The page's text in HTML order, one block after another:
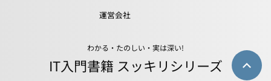
運営会社
わかる・たのしい・実は深い!
IT入門書籍 スッキリシリーズ